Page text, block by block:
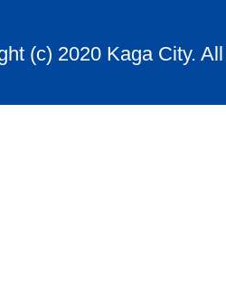
(c) 2020 Kaga City.